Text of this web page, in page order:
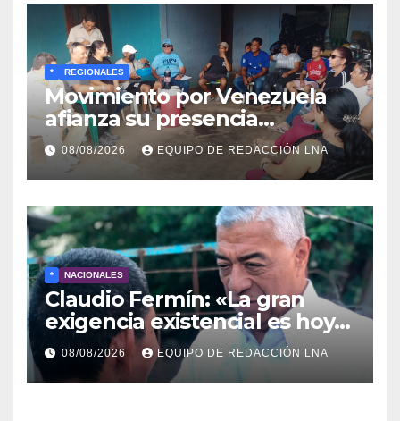
* REGIONALES
Movimiento por Venezuela
afianza su presencia
comunitaria en La Ponderosa
y otras comunidades de
Anzoátegui
08/08/2026 EQUIPO DE REDACCIÓN LNA
* NACIONALES
Claudio Fermín: «La gran
exigencia existencial es hoy
la defensa de la soberanía»
08/08/2026 EQUIPO DE REDACCIÓN LNA